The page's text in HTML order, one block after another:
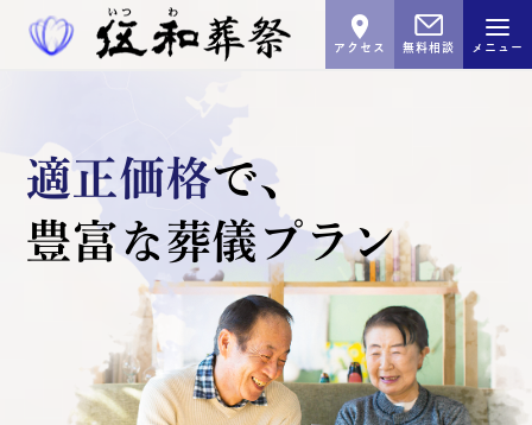
メニュー
無料相談
アクセス
適正価格で､
豊富な葬儀プラン